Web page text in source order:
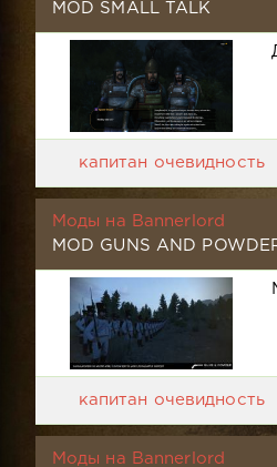
MOD SMALL TALK
капитан очевидность
Моды на Bannerlord
MOD GUNS AND
капитан очевидность
Моды на Bannerlord